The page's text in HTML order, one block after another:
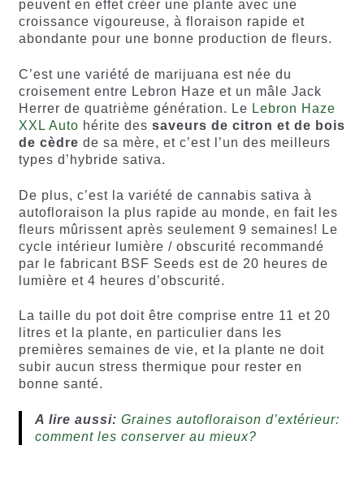
peuvent en effet créer une plante avec une
croissance vigoureuse, à floraison rapide et
abondante pour une bonne production de fleurs.
C’est une variété de marijuana est née du
croisement entre Lebron Haze et un mâle Jack
Herrer de quatrième génération. Le Lebron Haze
XXL Auto hérite des saveurs de citron et de bois
de cèdre de sa mère, et c’est l’un des meilleurs
types d’hybride sativa.
De plus, c’est la variété de cannabis sativa à
autofloraison la plus rapide au monde, en fait les
fleurs mûrissent après seulement 9 semaines! Le
cycle intérieur lumière / obscurité recommandé
par le fabricant BSF Seeds est de 20 heures de
lumière et 4 heures d’obscurité.
La taille du pot doit être comprise entre 11 et 20
litres et la plante, en particulier dans les
premières semaines de vie, et la plante ne doit
subir aucun stress thermique pour rester en
bonne santé.
A lire aussi: Graines autofloraison d’extérieur:
comment les conserver au mieux?